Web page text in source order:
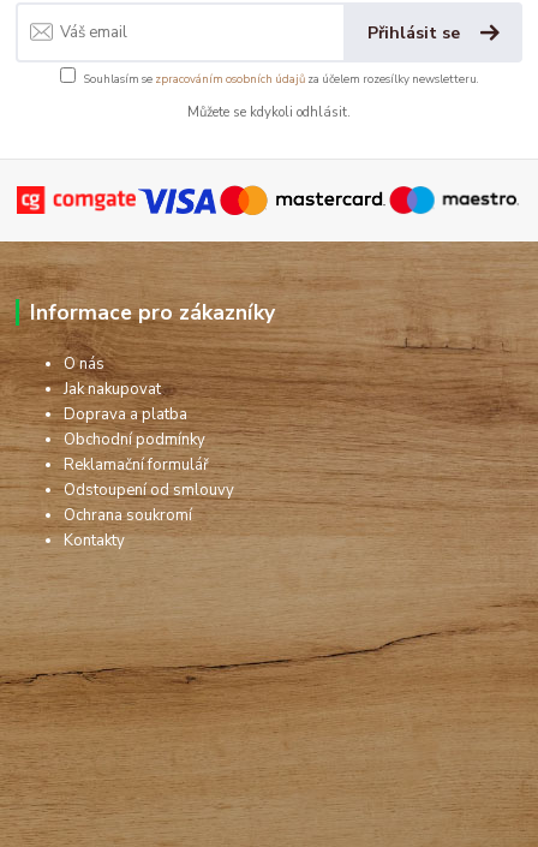
Přihlásit se
Souhlasím se zpracováním osobních údajůza účelem rozesílky newsletteru.
Můžete se kdykoli odhlásit.
Informace pro zákazníky
O nás
Jak nakupovat
Doprava a platba
Obchodní podmínky
Reklamační formulář
Odstoupení od smlouvy
Ochrana soukromí
Kontakty